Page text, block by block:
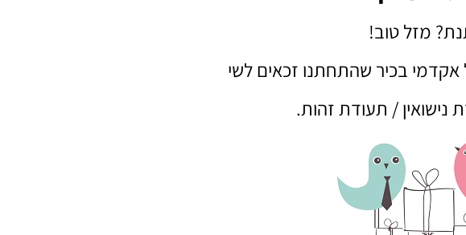
מזל טוב!
אקדמי בכיר שהתחתנו זכאים לשי
/ תעודת זהות.